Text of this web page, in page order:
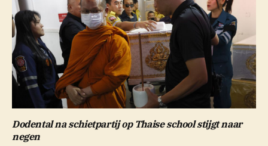
Dodental na schietpartij op Thaise school stijgt naar
negen